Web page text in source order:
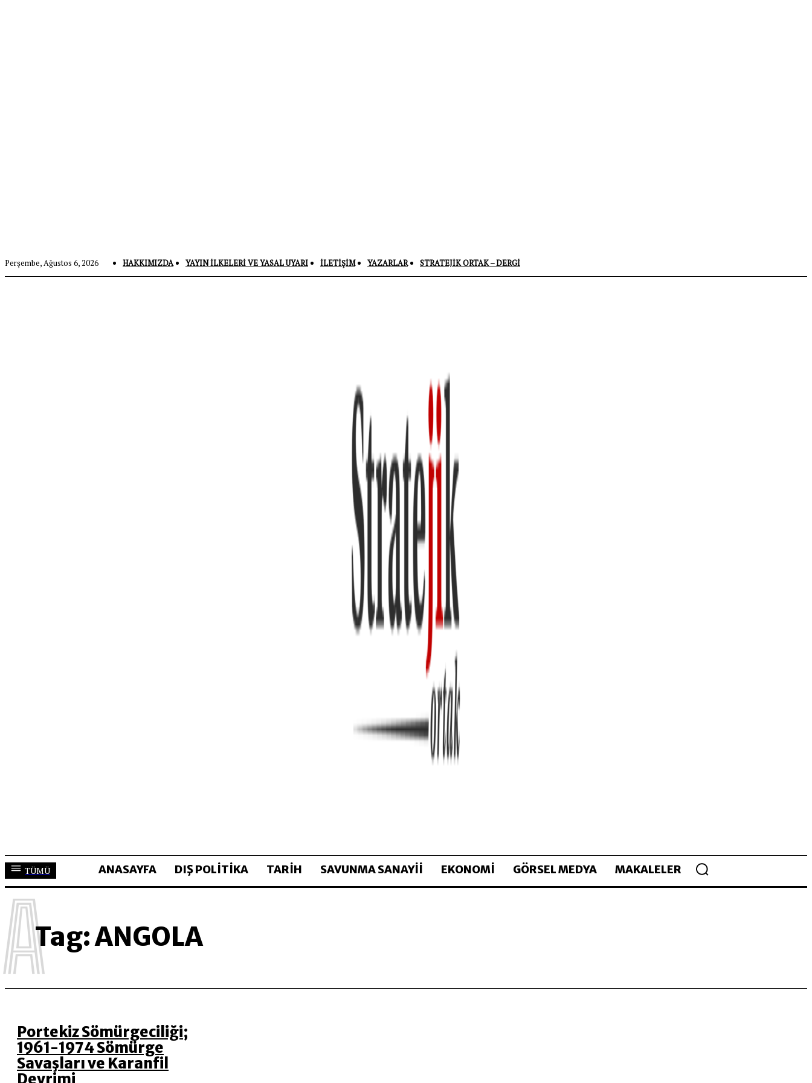
Perşembe, Ağustos 6, 2026 HAKKIMIZDA YAYIN İLKELERI VE YASAL UYARI İLETIŞIM YAZARLAR STRATEJIK ORTAK – DERGI
TÜMÜ ANASAYFA DIŞ POLİTİKA TARİH SAVUNMA SANAYİİ EKONOMİ GÖRSEL MEDYA MAKALELER
Tag:ANGOLA
A
Portekiz Sömürgeciliği;
1961-1974 Sömürge
Savaşları ve Karanfil
Devrimi